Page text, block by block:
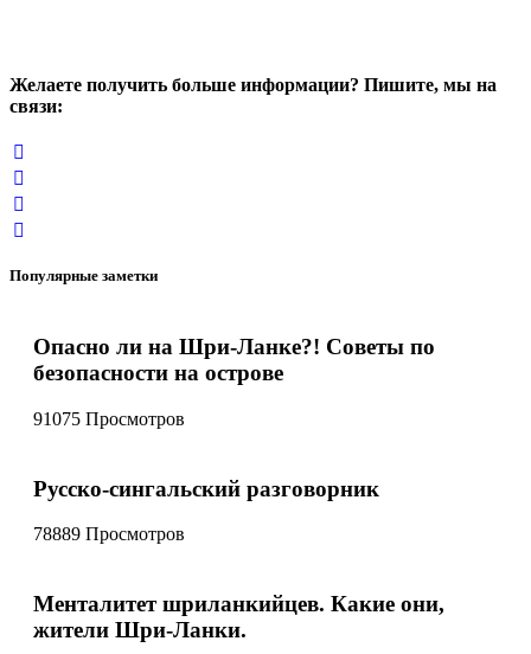
Желаете получить больше информации? Пишите, мы на
связи:
Популярные заметки
Опасно ли на Шри-Ланке?! Советы по
безопасности на острове
91075 Просмотров
Русско-сингальский разговорник
78889 Просмотров
Менталитет шриланкийцев. Какие они,
жители Шри-Ланки.